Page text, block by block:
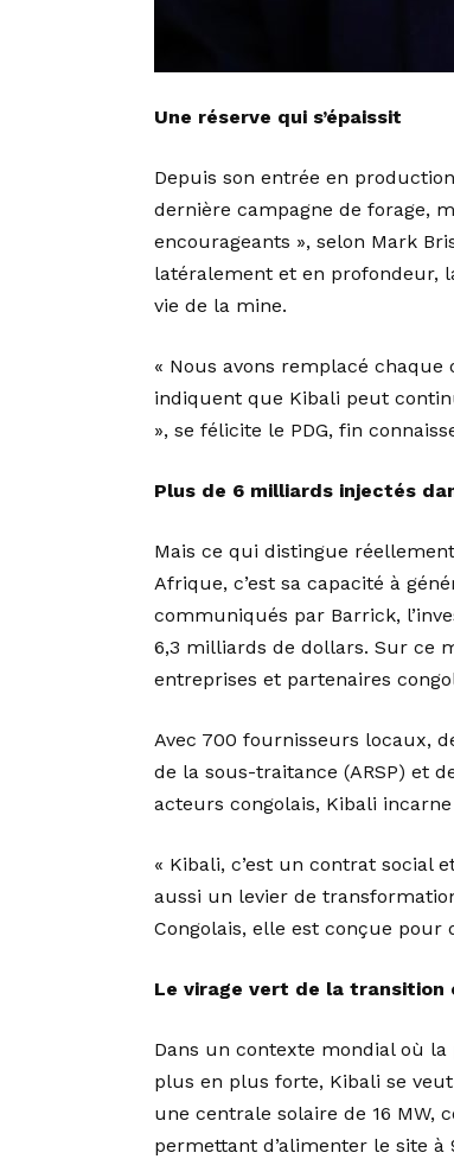
Une réserve qui s’épaissit
Depuis son entrée en
dernière campagne de forage,
encourageants », selon Mark
latéralement et en profondeur,
vie de la mine.
« Nous avons remplacé
indiquent que Kibali peut
», se félicite le PDG, fin
Plus de 6 milliards injectés
Mais ce qui distingue
Afrique, c’est sa capacité à
communiqués par Barrick,
6,3 milliards de dollars. Sur ce
entreprises et partenaires
Avec 700 fournisseurs locaux,
de la sous-traitance (ARSP) et
acteurs congolais, Kibali
« Kibali, c’est un contrat social
aussi un levier de
Congolais, elle est conçue pour
Le virage vert de la transition
Dans un contexte mondial où
plus en plus forte, Kibali se
une centrale solaire de 16 MW,
permettant d’alimenter le site à